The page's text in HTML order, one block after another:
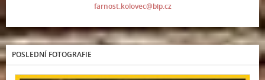
farnost.kolovec@bip.cz
POSLEDNÍ FOTOGRAFIE